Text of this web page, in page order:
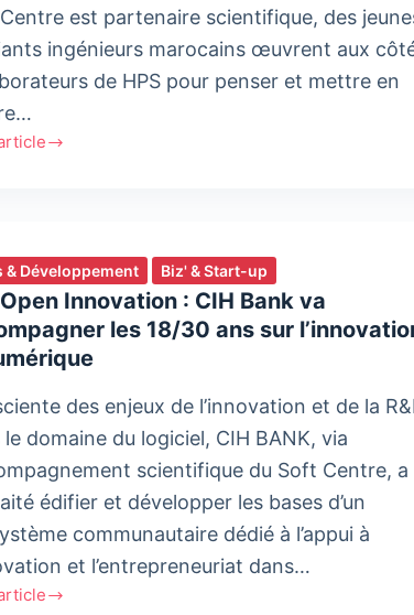
est partenaire scientifique, des
ingénieurs marocains œuvrent aux
de HPS pour penser et mettre en
& Développement Biz' & Start-up
Innovation : CIH Bank va
les 18/30 ans sur
des enjeux de l’innovation et de la
le domaine du logiciel, CIH BANK, via
scientifique du Soft Centre, a
édifier et développer les bases d’un
communautaire dédié à l’appui à
et l’entrepreneuriat dans…